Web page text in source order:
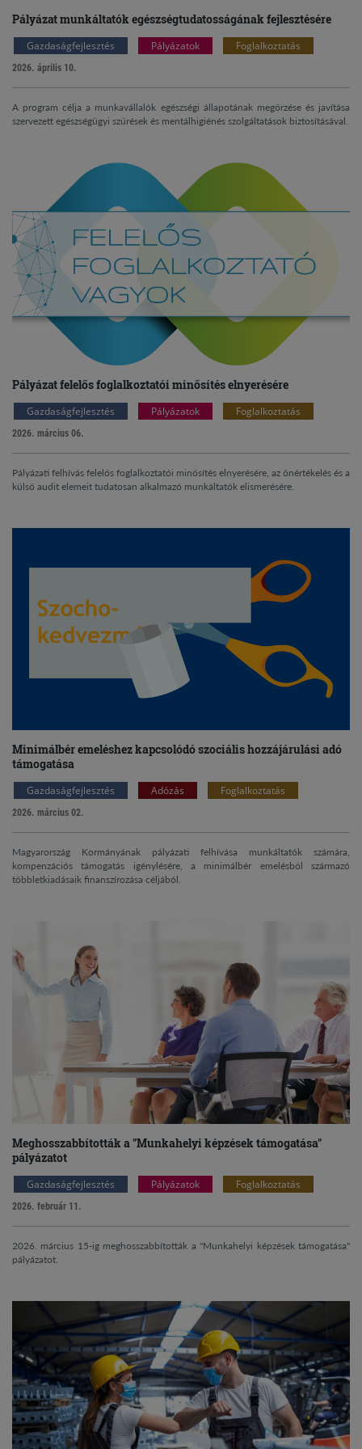
Pályázat munkáltatók egészségtudatosságának fejlesztésére
Gazdaságfejlesztés Pályázatok Foglalkoztatás
2026. április 10.
A program célja a munkavállalók egészségi állapotának megőrzése és javítása
szervezett egészségügyi szűrések és mentálhigiénés szolgáltatások biztosításával.
Pályázat felelős foglalkoztatói minősítés elnyerésére
Gazdaságfejlesztés Pályázatok Foglalkoztatás
2026. március 06.
Pályázati felhívás felelős foglalkoztatói minősítés elnyerésére, az önértékelés és a
külső audit elemeit tudatosan alkalmazó munkáltatók elismerésére.
Minimálbér emeléshez kapcsolódó szociális hozzájárulási adó
támogatása
Gazdaságfejlesztés Adózás Foglalkoztatás
2026. március 02.
Magyarország Kormányának pályázati felhívása munkáltatók számára,
kompenzációs támogatás igénylésére, a minimálbér emelésből származó
többletkiadásaik finanszírozása céljából.
Meghosszabbították a "Munkahelyi képzések támogatása"
pályázatot
Gazdaságfejlesztés Pályázatok Foglalkoztatás
2026. február 11.
2026. március 15-ig meghosszabbították a "Munkahelyi képzések támogatása"
pályázatot.